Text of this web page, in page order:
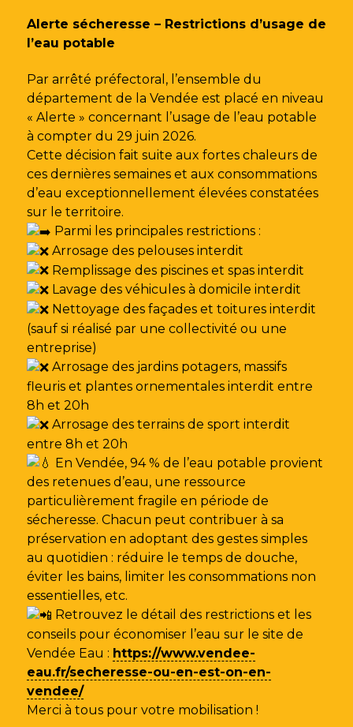
Alerte sécheresse – Restrictions d’usage de
l’eau potable
Par arrêté préfectoral, l’ensemble du
département de la Vendée est placé en niveau
« Alerte » concernant l’usage de l’eau potable
à compter du 29 juin 2026.
Cette décision fait suite aux fortes chaleurs de
ces dernières semaines et aux consommations
d’eau exceptionnellement élevées constatées
sur le territoire.
Parmi les principales restrictions :
Arrosage des pelouses interdit
Remplissage des piscines et spas interdit
Lavage des véhicules à domicile interdit
Nettoyage des façades et toitures interdit
(sauf si réalisé par une collectivité ou une
entreprise)
Arrosage des jardins potagers, massifs
fleuris et plantes ornementales interdit entre
8h et 20h
Arrosage des terrains de sport interdit
entre 8h et 20h
En Vendée, 94 % de l’eau potable provient
des retenues d’eau, une ressource
particulièrement fragile en période de
sécheresse. Chacun peut contribuer à sa
préservation en adoptant des gestes simples
au quotidien : réduire le temps de douche,
éviter les bains, limiter les consommations non
essentielles, etc.
Retrouvez le détail des restrictions et les
conseils pour économiser l’eau sur le site de
Vendée Eau : https://www.vendee-
eau.fr/secheresse-ou-en-est-on-en-
vendee/
Merci à tous pour votre mobilisation !